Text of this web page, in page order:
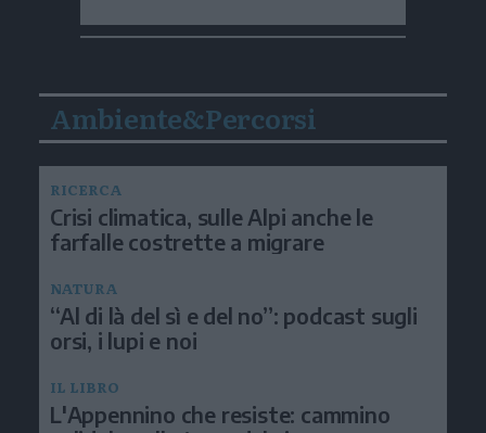
Ambiente&Percorsi
RICERCA
Crisi climatica, sulle Alpi anche le
farfalle costrette a migrare
NATURA
“Al di là del sì e del no”: podcast sugli
orsi, i lupi e noi
IL LIBRO
L'Appennino che resiste: cammino